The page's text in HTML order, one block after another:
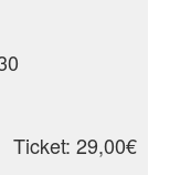
Ticket: 29,00€